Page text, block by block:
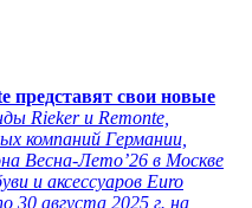
представят свои новые
Rieker и Remonte,
компаний Германии,
Весна-Лето’26 в Москве
и аксессуаров Euro
30 августа 2025 г. на